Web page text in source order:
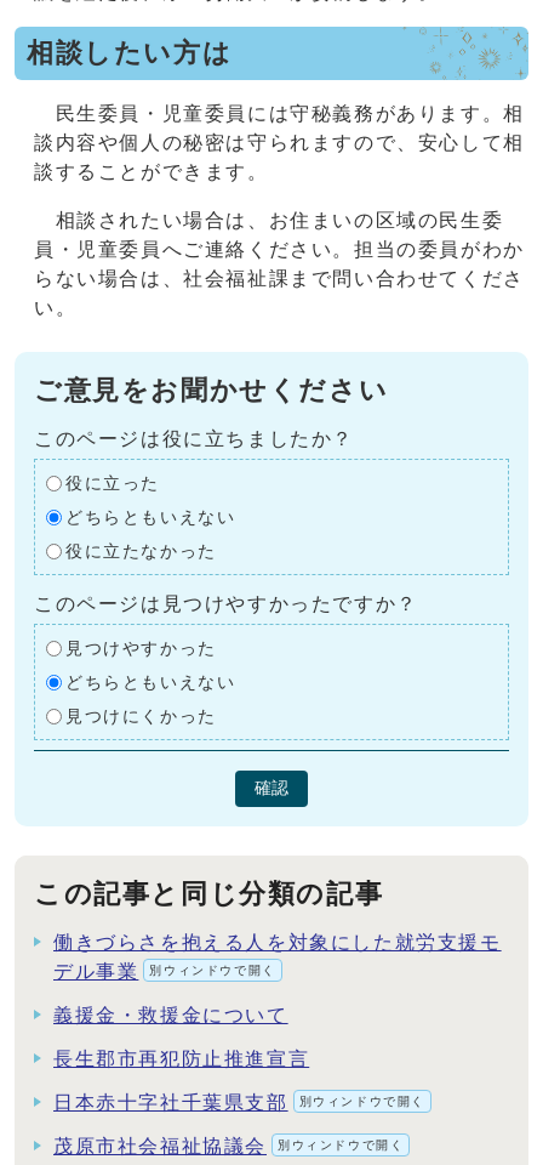
相談したい方は
民生委員・児童委員には守秘義務があります。相
談内容や個人の秘密は守られますので、安心して相
談することができます。
相談されたい場合は、お住まいの区域の民生委
員・児童委員へご連絡ください。担当の委員がわか
らない場合は、社会福祉課まで問い合わせてくださ
い。
ご意見をお聞かせください
このページは役に立ちましたか？
役に立った
どちらともいえない
役に立たなかった
このページは見つけやすかったですか？
見つけやすかった
どちらともいえない
見つけにくかった
確認
この記事と同じ分類の記事
働きづらさを抱える人を対象にした就労支援モ
デル事業
別ウィンドウで開く
義援金・救援金について
長生郡市再犯防止推進宣言
日本赤十字社千葉県支部 別ウィンドウで開く
茂原市社会福祉協議会 別ウィンドウで開く